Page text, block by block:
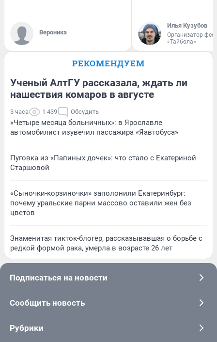
Вероника
Илья Кузубов
Организатор
«Тайбола»
РЕКОМЕНДУЕМ
Ученый АлтГУ рассказала, ждать ли
нашествия комаров в августе
3 часа 1 439 Обсудить
«Четыре месяца больничных»: в Ярославле
автомобилист изувечил пассажира «Яавтобуса»
Пуговка из «Папиных дочек»: что стало с Екатериной
Старшовой
«Сыночки-корзиночки» заполонили Екатеринбург:
почему уральские парни массово оставили жен без
цветов
Знаменитая тикток-блогер, рассказывавшая о борьбе с
редкой формой рака, умерла в возрасте 26 лет
Подписаться на новости
Сообщить новость
Рубрики